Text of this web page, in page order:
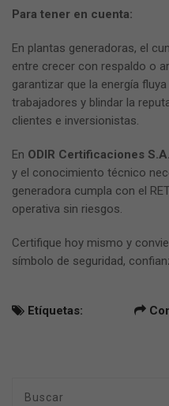
Para tener en cuenta:
En plantas generadoras, el
entre crecer con respaldo o
garantizar que la energía
trabajadores y blindar la
clientes e inversionistas.
En ODIR Certificaciones
y el conocimiento técnico
generadora cumpla con el
operativa sin riesgos.
Certifique hoy mismo y
símbolo de seguridad,
Etíquetas: